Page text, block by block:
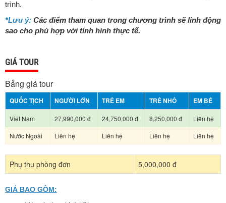
trình.
*Lưu ý: Các điểm tham quan trong chương trình sẽ linh động
sao cho phù hợp với tình hình thực tế.
GIÁ TOUR
Bảng giá tour
QUỐC TỊCH NGƯỜI LỚN TRẺ EM TRẺ NHỎ EM BÉ
Việt Nam 27,990,000 đ 24,750,000 đ 8,250,000 đ
Liên hệ
Nước Ngoài
Liên hệ Liên hệ Liên hệ Liên hệ
Phụ thu phòng đơn 5,000,000 đ
GIÁ BAO GỒM: